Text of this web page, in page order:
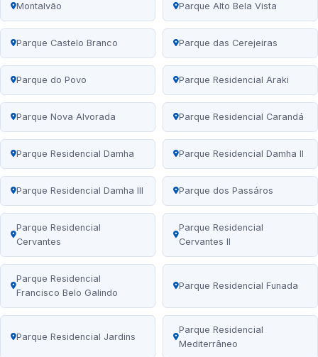
Montalvão Parque Alto Bela Vista
Parque Castelo Branco Parque das Cerejeiras
Parque do Povo Parque Residencial Araki
Parque Nova Alvorada Parque Residencial Carandá
Parque Residencial Damha Parque Residencial Damha II
Parque Residencial Damha III Parque dos Passáros
Parque Residencial
Cervantes
Parque Residencial
Cervantes II
Parque Residencial
Francisco Belo Galindo
Parque Residencial Funada
Parque Residencial Jardins
Parque Residencial
Mediterrâneo